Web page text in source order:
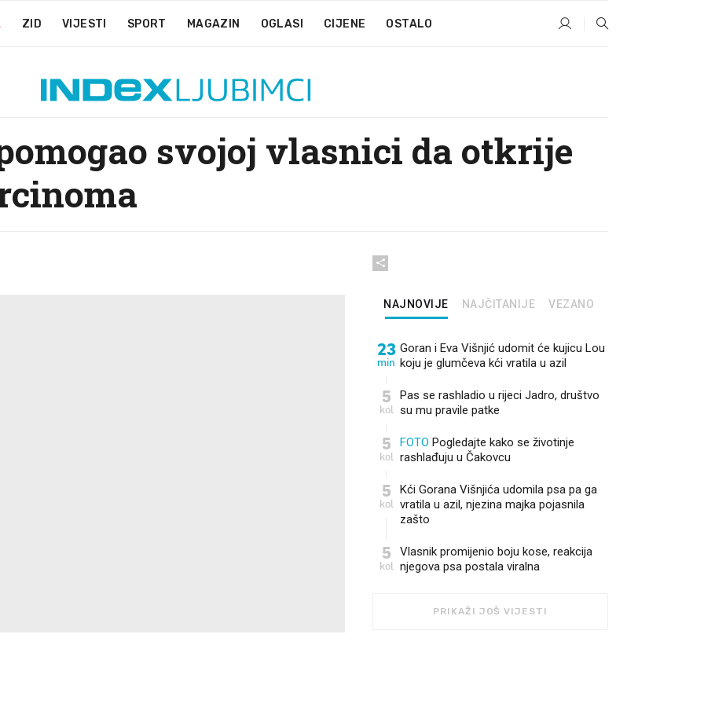
ZID VIJESTI SPORT MAGAZIN OGLASI CIJENE OSTALO
svojoj vlasnici da otkrije
NAJNOVIJE NAJČITANIJE VEZANO
23
min
Goran i Eva Višnjić udomit će kujicu Lou
koju je glumčeva kći vratila u azil
5
kol
Pas se rashladio u rijeci Jadro, društvo
su mu pravile patke
5
kol
FOTO Pogledajte kako se životinje
rashlađuju u Čakovcu
5
kol
Kći Gorana Višnjića udomila psa pa ga
vratila u azil, njezina majka pojasnila
zašto
5
kol
Vlasnik promijenio boju kose, reakcija
njegova psa postala viralna 😂
PRIKAŽI JOŠ VIJESTI